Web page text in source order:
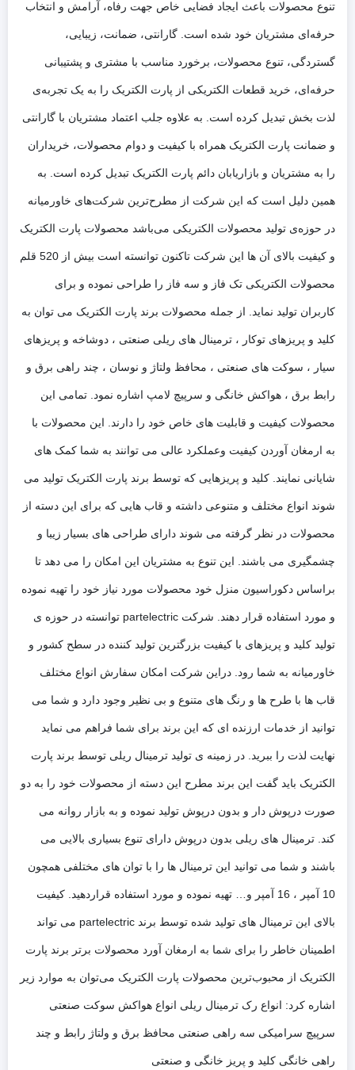
تنوع محصولات باعث ایجاد فضایی خاص جهت رفاه، آرامش و انتخاب
حرفه‌ای مشتریان خود شده است. گارانتی، ضمانت، زیبایی،
گستردگی، تنوع محصولات، برخورد مناسب با مشتری و پشتیبانی
حرفه‌ای، خرید قطعات الکتریکی از پارت الکتریک را به یک تجربه‌ی
لذت بخش تبدیل کرده است. به علاوه جلب اعتماد مشتریان با گارانتی
و ضمانت پارت الکتریک همراه با کیفیت و دوام محصولات، خریداران
را به مشتریان و بازاریابان دائم پارت الکتریک تبدیل کرده است. به
همین دلیل است که این شرکت از مطرح‌ترین شرکت‌های خاورمیانه
در حوزه‌ی تولید محصولات الکتریکی می‌باشد محصولات پارت الکتریک
و کیفیت بالای آن ها این شرکت تاکنون توانسته است بیش از 520 قلم
محصولات الکتریکی تک فاز و سه فاز را طراحی نموده و برای
کاربران تولید نماید. از جمله محصولات برند پارت الکتریک می توان به
کلید و پریزهای توکار ، ترمینال های ریلی صنعتی ، دوشاخه و پریزهای
سیار ، سوکت های صنعتی ، محافظ ولتاژ و نوسان ، چند راهی برق و
رابط برق ، هواکش خانگی و سرپیچ لامپ اشاره نمود. تمامی این
محصولات کیفیت و قابلیت های خاص خود را دارند. این محصولات با
به ارمغان آوردن کیفیت وعملکرد عالی می توانند به شما کمک های
شایانی نمایند. کلید و پریزهایی که توسط برند پارت الکتریک تولید می
شوند انواع مختلف و متنوعی داشته و قاب هایی که برای این دسته از
محصولات در نظر گرفته می شوند دارای طراحی های بسیار زیبا و
چشمگیری می باشند. این تنوع به مشتریان این امکان را می دهد تا
براساس دکوراسیون منزل خود محصولات مورد نیاز خود را تهیه نموده
و مورد استفاده قرار دهند. شرکت partelectric توانسته در حوزه ی
تولید کلید و پریزهای با کیفیت بزرگترین تولید کننده در سطح کشور و
خاورمیانه به شما رود. دراین شرکت امکان سفارش انواع مختلف
قاب ها با طرح ها و رنگ های متنوع و بی نظیر وجود دارد و شما می
توانید از خدمات ارزنده ای که این برند برای شما فراهم می نماید
نهایت لذت را ببرید. در زمینه ی تولید ترمینال ریلی توسط برند پارت
الکتریک باید گفت این برند مطرح این دسته از محصولات خود را به دو
صورت درپوش دار و بدون درپوش تولید نموده و به بازار روانه می
کند. ترمینال های ریلی بدون درپوش دارای تنوع بسیاری بالایی می
باشند و شما می توانید این ترمینال ها را با توان های مختلفی همچون
10 آمپر ، 16 آمپر و… تهیه نموده و مورد استفاده قراردهید. کیفیت
بالای این ترمینال های تولید شده توسط برند partelectric می تواند
اطمینان خاطر را برای شما به ارمغان آورد محصولات برتر برند پارت
الکتریک از محبوب‌ترین محصولات پارت الکتریک می‌توان به موارد زیر
اشاره کرد: انواع رک ترمینال ریلی انواع هواکش سوکت صنعتی
سرپیچ سرامیکی سه راهی صنعتی محافظ برق و ولتاژ رابط و چند
راهی خانگی کلید و پریز خانگی و صنعتی